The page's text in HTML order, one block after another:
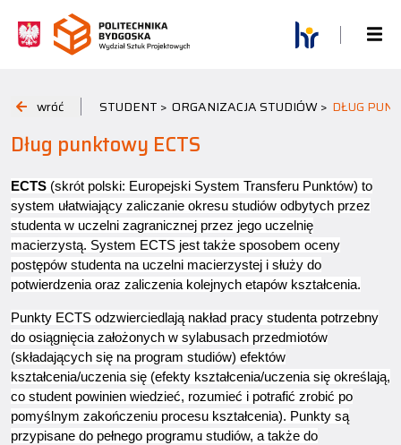
wróć STUDENT > ORGANIZACJA STUDIÓW > DŁUG
Dług punktowy ECTS
ECTS (skrót polski: Europejski System Transferu Punktów) to
system ułatwiający zaliczanie okresu studiów odbytych przez
studenta w uczelni zagranicznej przez jego uczelnię
macierzystą. System ECTS jest także sposobem oceny
postępów studenta na uczelni macierzystej i służy do
potwierdzenia oraz zaliczenia kolejnych etapów kształcenia.
Punkty ECTS odzwierciedlają nakład pracy studenta potrzebny
do osiągnięcia założonych w sylabusach przedmiotów
(składających się na program studiów) efektów
kształcenia/uczenia się (efekty kształcenia/uczenia się określają,
co student powinien wiedzieć, rozumieć i potrafić zrobić po
pomyślnym zakończeniu procesu kształcenia). Punkty są
przypisane do pełnego programu studiów, a także do